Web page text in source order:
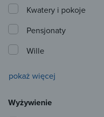
Kwatery i pokoje
Pensjonaty
Wille
pokaż więcej
Wyżywienie